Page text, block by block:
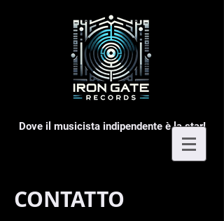
Dove il musicista indipendente è la star!
CONTATTO